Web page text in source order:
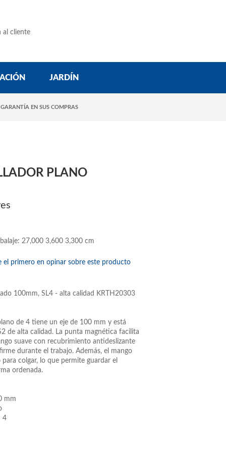
al cliente
JARDÍN
EN SUS COMPRAS
PLANO
27,000 3,600 3,300 cm
el primero en opinar sobre este producto
100mm, SL4 - alta calidad KRTH20303
de 4 tiene un eje de 100 mm y está
de alta calidad. La punta magnética facilita
suave con recubrimiento antideslizante
durante el trabajo. Además, el mango
colgar, lo que permite guardar el
ordenada.
mm
4